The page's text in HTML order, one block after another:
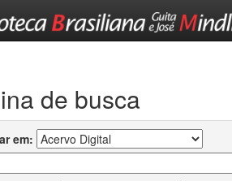
de busca
em: